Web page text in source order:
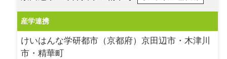
産学連携
けいはんな学研都市（京都府）京田辺市・木津川
市・精華町